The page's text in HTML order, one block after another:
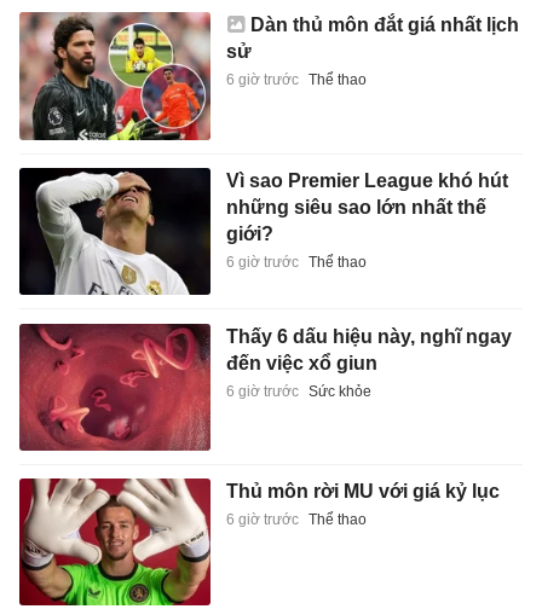
Dàn thủ môn đắt giá nhất lịch
sử
6 giờ trước Thể thao
Vì sao Premier League khó hút
những siêu sao lớn nhất thế
giới?
6 giờ trước Thể thao
Thấy 6 dấu hiệu này, nghĩ ngay
đến việc xổ giun
6 giờ trước Sức khỏe
Thủ môn rời MU với giá kỷ lục
6 giờ trước Thể thao